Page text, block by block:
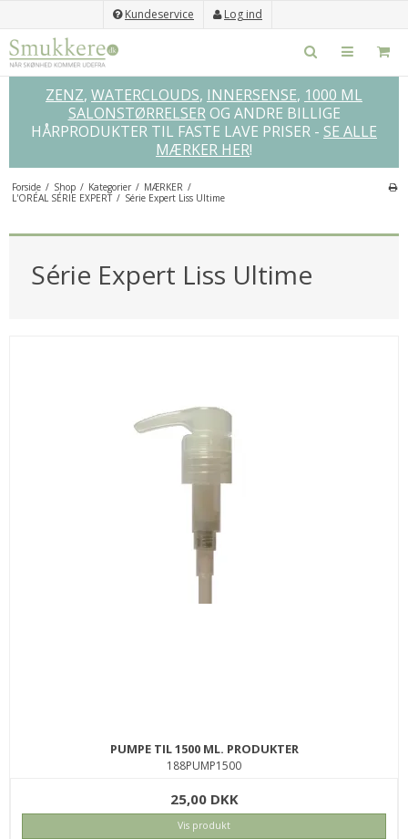
Log ind
Kundeservice
ZENZ, WATERCLOUDS, INNERSENSE, 1000 ML
SALONSTØRRELSEROG ANDRE BILLIGE
HÅRPRODUKTER TIL FASTE LAVE PRISER - SE ALLE
MÆRKER HER!
Forside / Shop / Kategorier / MÆRKER /
L'ORÉAL SÉRIE EXPERT / Série Expert Liss Ultime
GLEM IKKE DISSE...
×
SEBASTIAN MICROWEB FIBER 45 ML.
Série Expert Liss Ultime
PUMPE TIL 1500 ML. PRODUKTER
188PUMP1500
25,00 DKK
Vis produkt